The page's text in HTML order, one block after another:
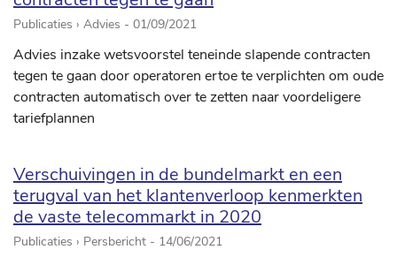
Publicaties › Advies - 01/09/2021
Advies inzake wetsvoorstel teneinde slapende contracten
tegen te gaan door operatoren ertoe te verplichten om oude
contracten automatisch over te zetten naar voordeligere
tariefplannen
Verschuivingen in de bundelmarkt en een
terugval van het klantenverloop kenmerkten
de vaste telecommarkt in 2020
Publicaties › Persbericht - 14/06/2021